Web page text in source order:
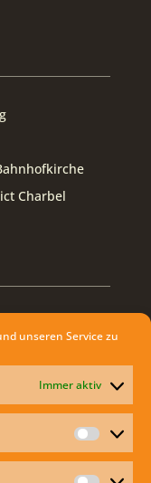
unseren Service zu
Immer aktiv
Charbel
ZU